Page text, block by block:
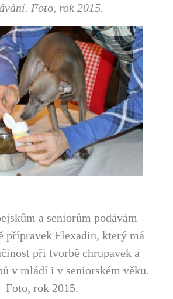
Foto, rok 2015.
a seniorům podávám
přípravek Flexadin, který má
při tvorbě chrupavek a
v mládí i v seniorském věku.
Foto, rok 2015.